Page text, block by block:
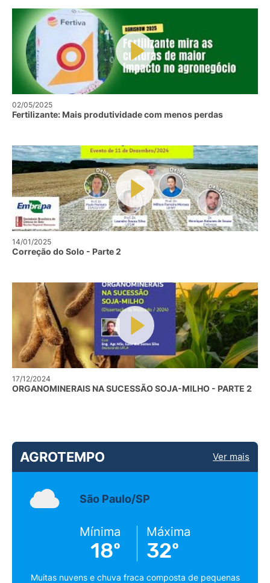
02/05/2025
Fertilizante: Mais produtividade com menos perdas
14/01/2025
Correção do Solo - Parte 2
17/12/2024
ORGANOMINERAIS NA SUCESSÃO SOJA-MILHO - PARTE 2
AGROTEMPO Ver mais
São Paulo/SP
Mínima
18º
Máxima
32º
Muitas nuvens e chuva fraca composta de pequenas